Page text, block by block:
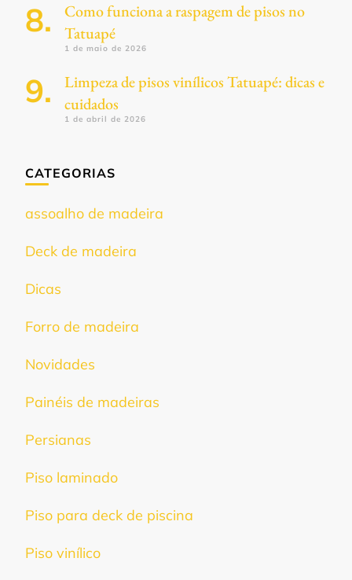
Como funciona a raspagem de pisos no
Tatuapé
1 de maio de 2026
Limpeza de pisos vinílicos Tatuapé: dicas e
cuidados
1 de abril de 2026
CATEGORIAS
assoalho de madeira
Deck de madeira
Dicas
Forro de madeira
Novidades
Painéis de madeiras
Persianas
Piso laminado
Piso para deck de piscina
Piso vinílico